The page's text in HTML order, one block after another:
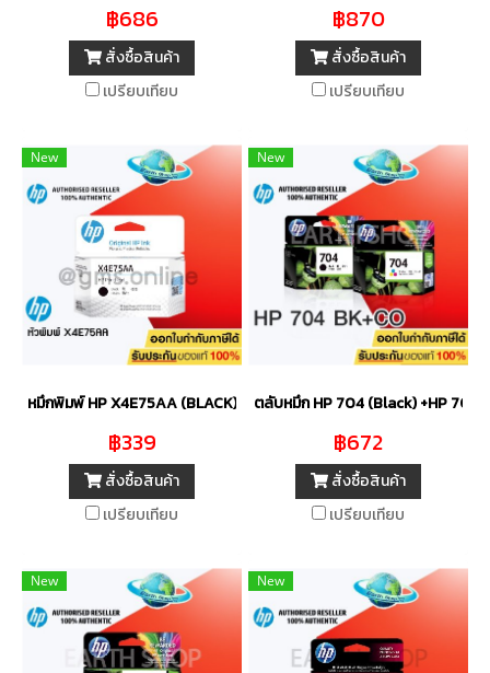
฿686
สั่งซื้อสินค้า
เปรียบเทียบ
฿870
สั่งซื้อสินค้า
เปรียบเทียบ
New
หมึกพิมพ์ HP X4E75AA (BLACK) ของแท้ สำหรับ HP Smart Tank
฿339
สั่งซื้อสินค้า
เปรียบเทียบ
New
ตลับหมึก HP 704 (Black) +HP 704
฿672
สั่งซื้อสินค้า
เปรียบเทียบ
New New